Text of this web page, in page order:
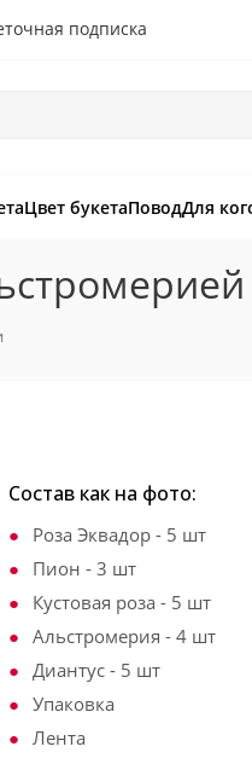
подписка
Цвет букетаПоводДля
Состав как на фото:
Роза Эквадор - 5 шт
Пион - 3 шт
Кустовая роза - 5 шт
Альстромерия - 4 шт
Диантус - 5 шт
Упаковка
Лента